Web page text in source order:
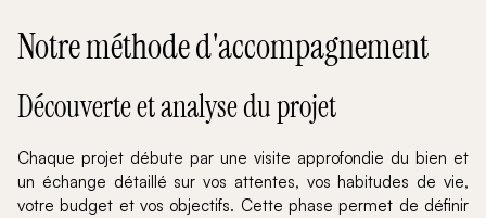
Notre méthode d'accompagnement
Découverte et analyse du projet
Chaque projet débute par une visite approfondie du bien et
un échange détaillé sur vos attentes, vos habitudes de vie,
votre budget et vos objectifs. Cette phase permet de définir